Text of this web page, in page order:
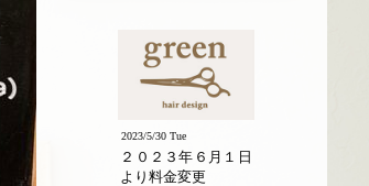
2023/5/30 Tue
２０２３年６月１日
より料金変更